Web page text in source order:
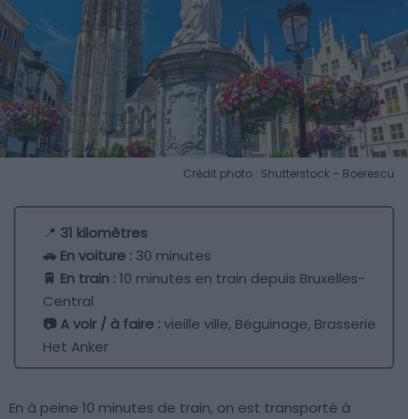
Crédit photo : Shutterstock – Boerescu
📍 31 kilomètres
🚗 En voiture : 30 minutes
🚆 En train :10 minutes en train depuis Bruxelles-
Central
📷 A voir / à faire :vieille ville, Béguinage, Brasserie
Het Anker
En à peine 10 minutes de train, on est transporté à